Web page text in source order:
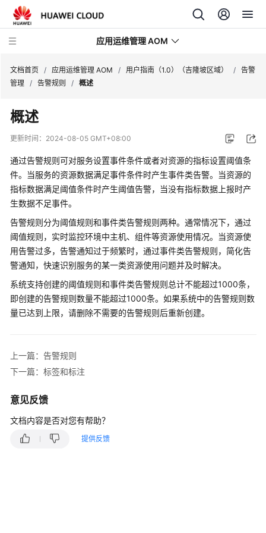
应用运维管理 AOM
最
新
动
产
品
介
计
费
说
明
快
用
指
最
文档首页 / 应用运维管理 AOM / 用户指南（1.0）（吉隆坡区域） / 告警
管理 / 告警规则 / 概述
概述
更新时间： 2024-08-05 GMT+08:00
通过告警规则可对服务设置事件条件或者对资源的指标设置阈值条
件。当服务的资源数据满足事件条件时产生事件类告警。当资源的
指标数据满足阈值条件时产生阈值告警，当没有指标数据上报时产
生数据不足事件。
告警规则分为阈值规则和事件类告警规则两种。通常情况下，通过
阈值规则，实时监控环境中主机、组件等资源使用情况。当资源使
用告警过多，告警通知过于频繁时，通过事件类告警规则，简化告
警通知，快速识别服务的某一类资源使用问题并及时解决。
系统支持创建的阈值规则和事件类告警规则总计不能超过1000条，
即创建的告警规则数量不能超过1000条。如果系统中的告警规则数
量已达到上限，请删除不需要的告警规则后重新创建。
上一篇：告警规则
下一篇：标签和标注
意见反馈
文档内容是否对您有帮助？
提供反馈